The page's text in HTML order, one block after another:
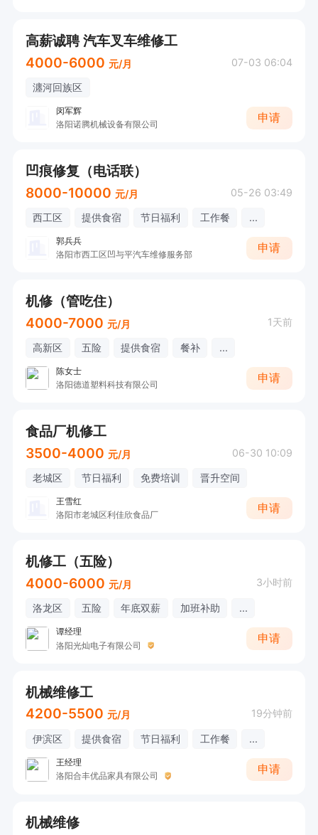
高薪诚聘 汽车叉车维修工
4000-6000 元/月 07-03 06:04
瀍河回族区
闵军辉
洛阳诺腾机械设备有限公司
申请
凹痕修复（电话联）
8000-10000 元/月 05-26 03:49
西工区 提供食宿 节日福利 工作餐 ...
郭兵兵
洛阳市西工区凹与平汽车维修服务部
申请
机修（管吃住）
4000-7000 元/月 1天前
高新区 五险 提供食宿 餐补 ...
陈女士
洛阳德道塑料科技有限公司
申请
食品厂机修工
3500-4000 元/月 06-30 10:09
老城区 节日福利 免费培训 晋升空间
王雪红
洛阳市老城区利佳欣食品厂
申请
机修工（五险）
4000-6000 元/月 3小时前
洛龙区 五险 年底双薪 加班补助 ...
谭经理
洛阳光灿电子有限公司
申请
机械维修工
4200-5500 元/月 19分钟前
伊滨区 提供食宿 节日福利 工作餐 ...
王经理
洛阳合丰优品家具有限公司
申请
机械维修